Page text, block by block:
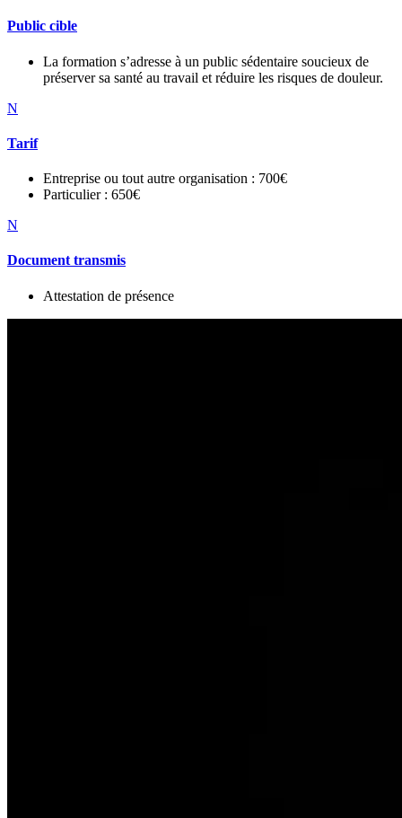
Public cible
La formation s’adresse à un public sédentaire soucieux de
préserver sa santé au travail et réduire les risques de douleur.
N
Tarif
Entreprise ou tout autre organisation : 700€
Particulier : 650€
N
Document transmis
Attestation de présence